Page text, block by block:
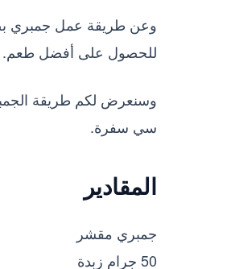
وعن طريقة عمل جمبري
للحصول على أفضل طعم.
وسنعرض لكم طريقة
سي سفرة.
المقادير
جمبري مقشر
50 جرام زبدة